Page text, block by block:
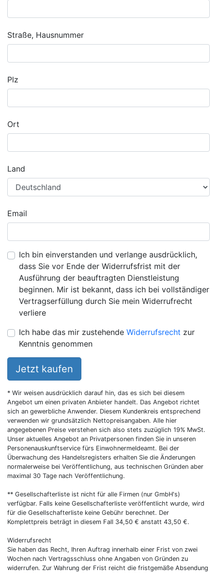
Straße, Hausnummer
Plz
Ort
Land
Email
Ich bin einverstanden und verlange ausdrücklich,
dass Sie vor Ende der Widerrufsfrist mit der
Ausführung der beauftragten Dienstleistung
beginnen. Mir ist bekannt, dass ich bei vollständiger
Vertragserfüllung durch Sie mein Widerrufrecht
verliere
Ich habe das mir zustehende Widerrufsrecht zur
Kenntnis genommen
Jetzt kaufen
* Wir weisen ausdrücklich darauf hin, das es sich bei diesem
Angebot um einen privaten Anbieter handelt. Das Angebot richtet
sich an gewerbliche Anwender. Diesem Kundenkreis entsprechend
verwenden wir grundsätzlich Nettopreisangaben. Alle hier
angegebenen Preise verstehen sich also stets zuzüglich 19% MwSt.
Unser aktuelles Angebot an Privatpersonen finden Sie in unseren
Personenauskunftservice fürs Einwohnermeldeamt. Bei der
Überwachung des Handelsregisters erhalten Sie die Änderungen
normalerweise bei Veröffentlichung, aus technischen Gründen aber
maximal 30 Tage nach Veröffentlichung.
** Gesellschafterliste ist nicht für alle Firmen (nur GmbH's)
verfügbar. Falls keine Gesellschafterliste veröffentlicht wurde, wird
für die Gesellschafterliste keine Gebühr berechnet. Der
Komplettpreis beträgt in diesem Fall 34,50 € anstatt 43,50 €.
Widerrufsrecht
Sie haben das Recht, Ihren Auftrag innerhalb einer Frist von zwei
Wochen nach Vertragsschluss ohne Angaben von Gründen zu
widerrufen. Zur Wahrung der Frist reicht die fristgemäße Absendung